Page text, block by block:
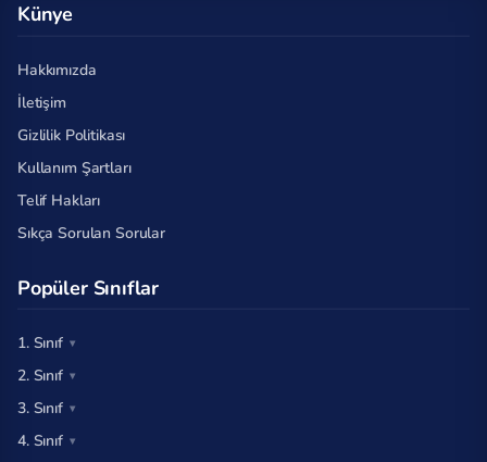
Künye
Hakkımızda
İletişim
Gizlilik Politikası
Kullanım Şartları
Telif Hakları
Sıkça Sorulan Sorular
Popüler Sınıflar
1. Sınıf
2. Sınıf
3. Sınıf
4. Sınıf